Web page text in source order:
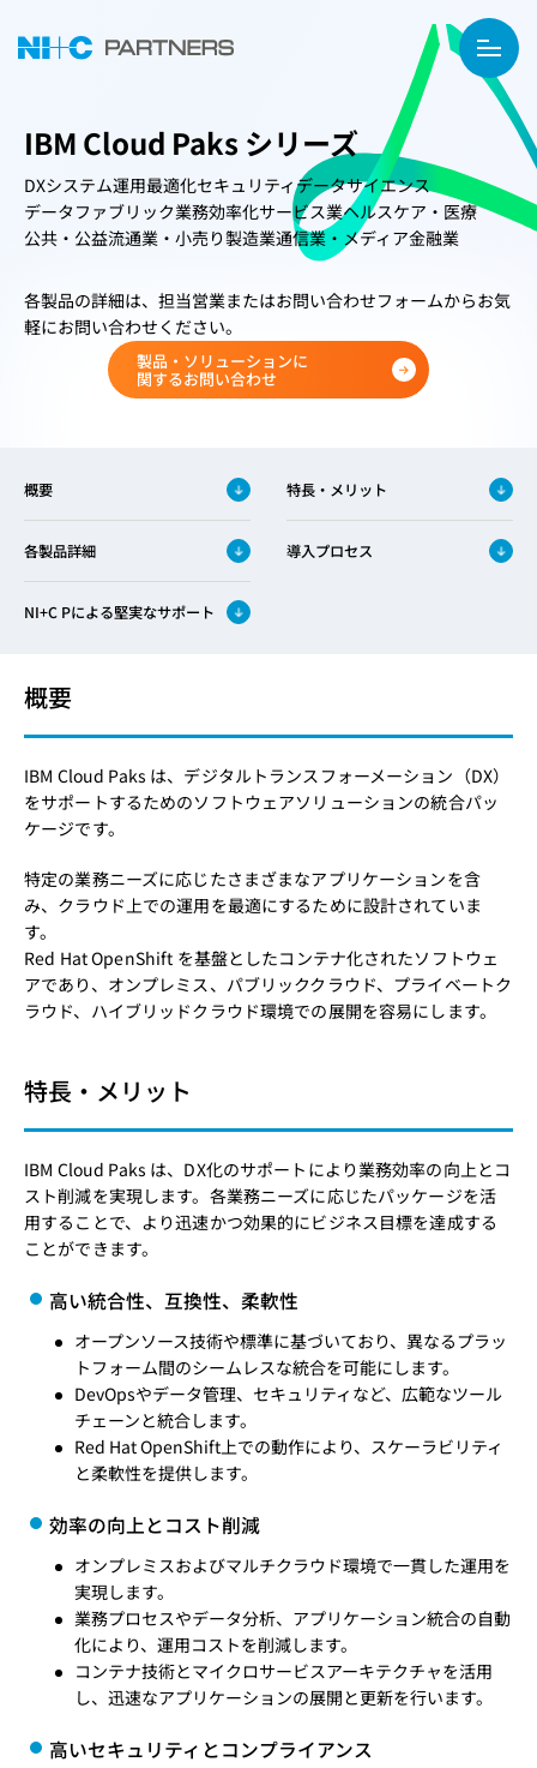
IBM Cloud Paks シリーズ
DXシステム運用最適化セキュリティデータサイエンス
データファブリック業務効率化サービス業ヘルスケア・医療
公共・公益流通業・小売り製造業通信業・メディア金融業
各製品の詳細は、担当営業またはお問い合わせフォームからお気
軽にお問い合わせください。
製品・ソリューションに
関するお問い合わせ
概要 特長・メリット
各製品詳細 導入プロセス
NI+C Pによる堅実なサポート
概要
IBM Cloud Paks は、デジタルトランスフォーメーション（DX）
をサポートするためのソフトウェアソリューションの統合パッ
ケージです。
特定の業務ニーズに応じたさまざまなアプリケーションを含
み、クラウド上での運用を最適にするために設計されていま
す。
Red Hat OpenShift を基盤としたコンテナ化されたソフトウェ
アであり、オンプレミス、パブリッククラウド、プライベートク
ラウド、ハイブリッドクラウド環境での展開を容易にします。
特長・メリット
IBM Cloud Paks は、DX化のサポートにより業務効率の向上とコ
スト削減を実現します。各業務ニーズに応じたパッケージを活
用することで、より迅速かつ効果的にビジネス目標を達成する
ことができます。
高い統合性、互換性、柔軟性
オープンソース技術や標準に基づいており、異なるプラッ
トフォーム間のシームレスな統合を可能にします。
DevOpsやデータ管理、セキュリティなど、広範なツール
チェーンと統合します。
Red Hat OpenShift上での動作により、スケーラビリティ
と柔軟性を提供します。
効率の向上とコスト削減
オンプレミスおよびマルチクラウド環境で一貫した運用を
実現します。
業務プロセスやデータ分析、アプリケーション統合の自動
化により、運用コストを削減します。
コンテナ技術とマイクロサービスアーキテクチャを活用
し、迅速なアプリケーションの展開と更新を行います。
高いセキュリティとコンプライアンス